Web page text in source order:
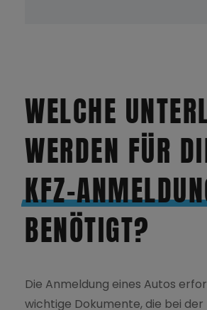
WELCHE
WERDEN FÜR
KFZ-
BENÖTIGT?
Die Anmeldung eines Autos
wichtige Dokumente, die bei der